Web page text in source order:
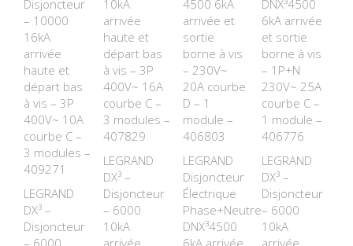
Disjoncteur
– 10000
16kA
arrivée
haute et
départ bas
à vis – 3P
400V~ 10A
courbe C –
3 modules –
409271
LEGRAND
DX³ –
Disjoncteur
– 6000
10kA
arrivée
haute et
départ bas
à vis – 3P
400V~ 16A
courbe C –
3 modules –
407829
LEGRAND
DX³ –
Disjoncteur
– 6000
10kA
arrivée
4500 6kA
arrivée et
sortie
borne à vis
– 230V~
20A courbe
D – 1
module –
406803
LEGRAND
Disjoncteur
Électrique
Phase+Neutre
DNX³4500
6kA arrivée
DNX³4500
6kA arrivée
et sortie
borne à vis
– 1P+N
230V~ 25A
courbe C –
1 module –
406776
LEGRAND
DX³ –
Disjoncteur
– 6000
10kA
arrivée